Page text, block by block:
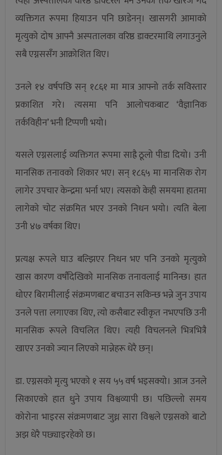
व्यक्तिगत रूपमा हियाउन पनि छाडेनन्। खासगरी आमाको
मृत्युको दोष आफ्नै अस्पतालका वरिष्ठ डाक्टरमाथि लगाउनुले
सबै एग्नससँग आक्रोशित थिए।
उनले १४ वर्षपछि सन् १८६१ मा मात्र आफ्नो तर्क सविस्तार
प्रकाशित गरे। त्यसमा पनि आलोचकबाट ‘वैज्ञानिक
तर्कविहीन’ भनी टिप्पणी भयो।
यसले एग्नसलाई व्यक्तिगत रूपमा साह्रै ठूलो पीडा दियो। उनी
मानसिक तनावको शिकार भए। सन् १८६५ मा मानसिक रोग
लागेर उपचार केन्द्रमा भर्ना भए। त्यसको केही समयमा हातमा
लागेको चोट संक्रमित भएर उनको निधन भयो। त्यति बेला
उनी ४७ वर्षका थिए।
प्रत्यक्ष रूपले घाउ बल्झिएर निधन भए पनि उनको मृत्युको
खास कारण वर्षौंदेखिको मानसिक तनावलाई मानिन्छ। हात
धोएर बिरामीलाई संक्रमणबाट बचाउन सकिन्छ भन्ने जुन उपाय
उनले पत्ता लगाएका थिए, त्यो कसैबाट स्वीकृत नभएपछि उनी
मानसिक रूपले विचलित थिए। त्यही विचलनले भित्रभित्रै
खाएर उनको ज्यान लिएको मान्नेहरू धेरै छन्।
डा. एग्नसको मृत्यु भएको १ सय ५५ वर्ष भइसक्यो। आज उनले
सिकाएको हात धुने उपाय विश्वव्यापी छ। पछिल्लो समय
कोरोना भाइरस संक्रमणबाट जुध्न सारा विश्वले एग्नसको बाटो
अझ धेरै पछ्याइरहेको छ।